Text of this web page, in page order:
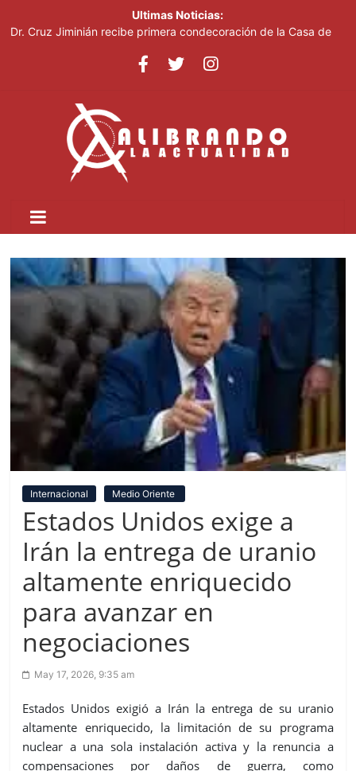
Ultimas Noticias:
Dr. Cruz Jiminián recibe primera condecoración de la Casa de
El mundo del fútbol despide a Jorge Messi, padre del astro
Johnny Pujols: "Hay decenas de miles de ciudadanos que
quieren inscribirse en el PLD"
César Fernández acusa al Gobierno de presentar logros que no
reflejan la realidad económica
Internacional Medio Oriente
Estados Unidos exige a
Irán la entrega de uranio
altamente enriquecido
para avanzar en
negociaciones
May 17, 2026, 9:35 am
Estados Unidos exigió a Irán la entrega de su uranio
altamente enriquecido, la limitación de su programa
nuclear a una sola instalación activa y la renuncia a
compensaciones por daños de guerra, como